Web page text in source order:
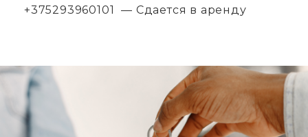
+375293960101
— Cдается в аренду